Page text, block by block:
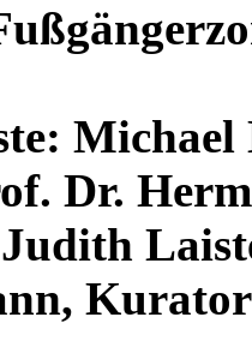
Dr.
Judith